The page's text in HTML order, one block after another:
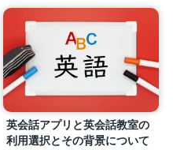
英会話アプリと英会話教室の
利用選択とその背景について